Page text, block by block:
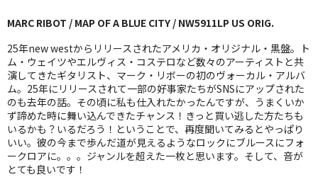
JAZZ-EU
JAZZ-JP
JAZZ-VOCAL
J-POP
ROCK
FOLK,SSW
MARC RIBOT / MAP OF A BLUE CITY / NW5911LP US ORIG.
25年new westからリリースされたアメリカ・オリジナル・黒盤。ト
ム・ウェイツやエルヴィス・コステロなど数々のアーティストと共
演してきたギタリスト、マーク・リボーの初のヴォーカル・アルバ
ム。25年にリリースされて一部の好事家たちがSNSにアップされた
のも去年の話。その頃に私も仕入れたかったんですが、うまくいか
ず諦めた時に舞い込んできたチャンス！きっと買い逃した方たちも
いるかも？いるだろう！ということで、再度聞いてみるとやっぱり
いい。彼の今まで歩んだ道が見えるようなロックにブルースにフォ
ークロアに。。。ジャンルを超えた一枚と思います。そして、音が
とても良いです！